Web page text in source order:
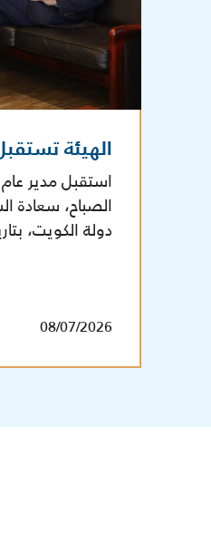
الهيئة
استقبل مدير
الصباح، سعادة
دولة الكويت، بتاريخ 8 يوليو 2026 في مقر
08/07/2026